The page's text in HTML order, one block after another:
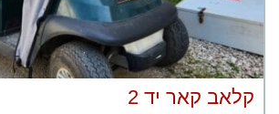
קלאב קאר יד 2